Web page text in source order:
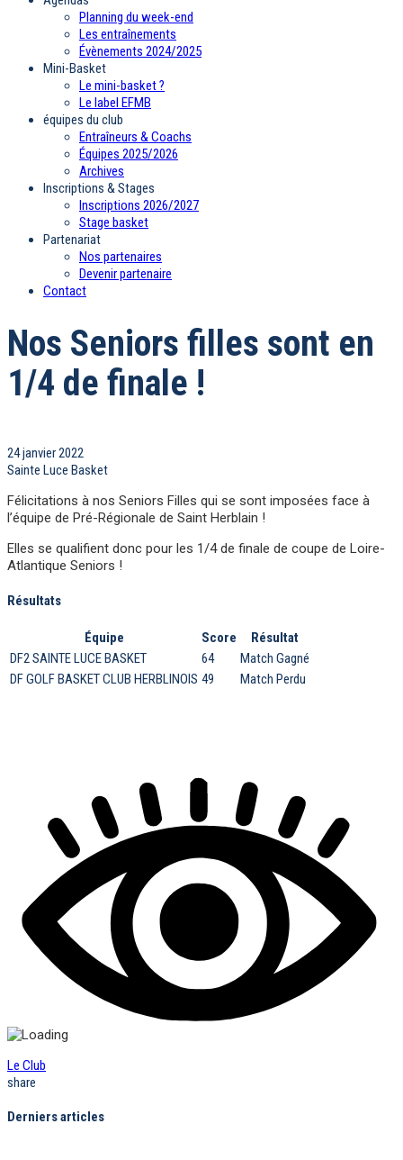
Planning du week-end
Les entraînements
Évènements 2024/2025
Mini-Basket
Le mini-basket ?
Le label EFMB
équipes du club
Entraîneurs & Coachs
Équipes 2025/2026
Archives
Inscriptions & Stages
Inscriptions 2026/2027
Stage basket
Partenariat
Nos partenaires
Devenir partenaire
Contact
Nos Seniors filles sont en
1/4 de finale !
24 janvier 2022
Sainte Luce Basket
Félicitations à nos Seniors Filles qui se sont imposées face à
l’équipe de Pré-Régionale de Saint Herblain !
Elles se qualifient donc pour les 1/4 de finale de coupe de Loire-
Atlantique Seniors !
Résultats
Équipe Score
Résultat
DF2 SAINTE LUCE BASKET
64
Match Gagné
DF GOLF BASKET CLUB HERBLINOIS 49 Match Perdu
Le Club
share
Derniers articles